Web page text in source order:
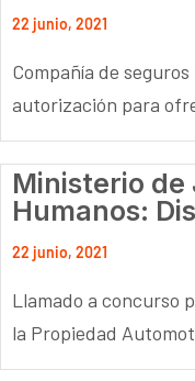
22 junio, 2021
Compañía de
autorización para
Ministerio de
Humanos:
22 junio, 2021
Llamado a concurso
la Propiedad